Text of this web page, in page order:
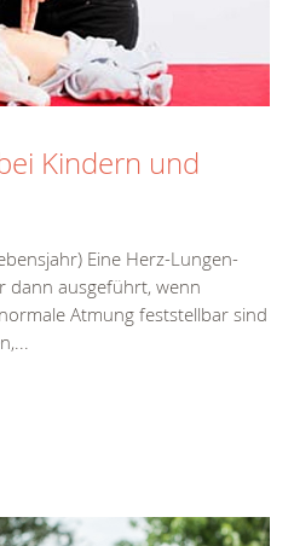
Kindern und
Eine Herz-Lungen-
dann ausgeführt, wenn
Atmung feststellbar sind